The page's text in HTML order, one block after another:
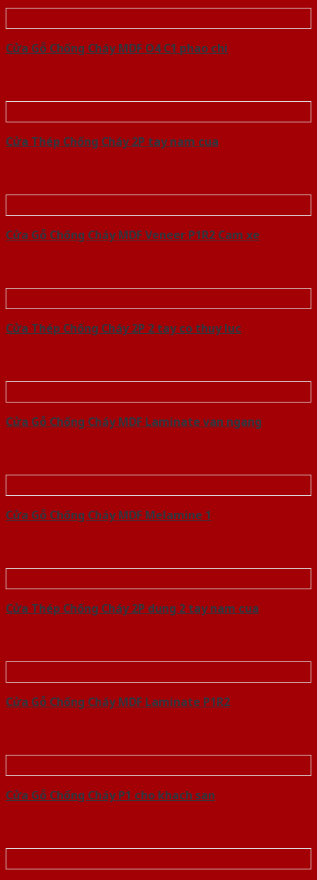
Cửa Gỗ Chống Cháy MDF O4 C1 phao chi
Cửa Thép Chống Cháy 2P tay nam cua
Cửa Gỗ Chống Cháy MDF Veneer P1R2 Cam xe
Cửa Thép Chống Cháy 2P 2 tay co thuy luc
Cửa Gỗ Chống Cháy MDF Laminate van ngang
Cửa Gỗ Chống Cháy MDF Melamine 1
Cửa Thép Chống Cháy 2P dung 2 tay nam cua
Cửa Gỗ Chống Cháy MDF Laminate P1R2
Cửa Gỗ Chống Cháy P1 cho khach san